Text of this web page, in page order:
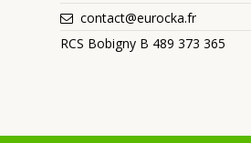
contact@eurocka.fr
RCS Bobigny B 489 373 365